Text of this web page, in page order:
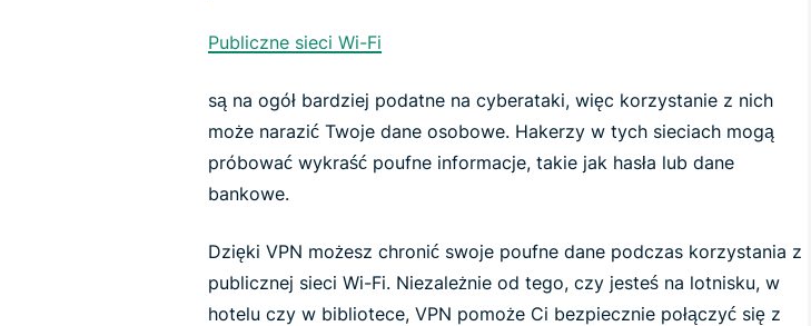
Publiczne sieci Wi-Fi
są na ogół bardziej podatne na cyberataki, więc korzystanie z nich
może narazić Twoje dane osobowe. Hakerzy w tych sieciach mogą
próbować wykraść poufne informacje, takie jak hasła lub dane
bankowe.
Dzięki VPN możesz chronić swoje poufne dane podczas korzystania z
publicznej sieci Wi-Fi. Niezależnie od tego, czy jesteś na lotnisku, w
hotelu czy w bibliotece, VPN pomoże Ci bezpiecznie połączyć się z